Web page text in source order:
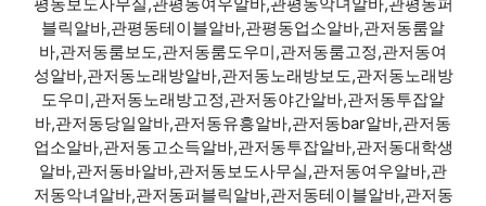
블릭알바,관평동테이블알바,관평동업소알바,관저동룸알
바,관저동룸보도,관저동룸도우미,관저동룸고정,관저동여
성알바,관저동노래방알바,관저동노래방보도,관저동노래방
도우미,관저동노래방고정,관저동야간알바,관저동투잡알
바,관저동당일알바,관저동유흥알바,관저동bar알바,관저동
업소알바,관저동고소득알바,관저동투잡알바,관저동대학생
알바,관저동바알바,관저동보도사무실,관저동여우알바,관
저동악녀알바,관저동퍼블릭알바,관저동테이블알바,관저동